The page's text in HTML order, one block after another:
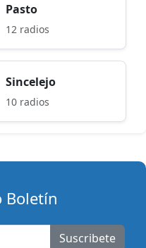
Pasto
12 radios
Sincelejo
10 radios
Boletín
Suscribete